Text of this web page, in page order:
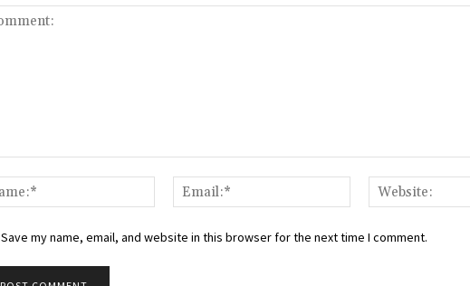
Name:*
Email:*
Save my name, email, and website in this browser for the next time I comment.